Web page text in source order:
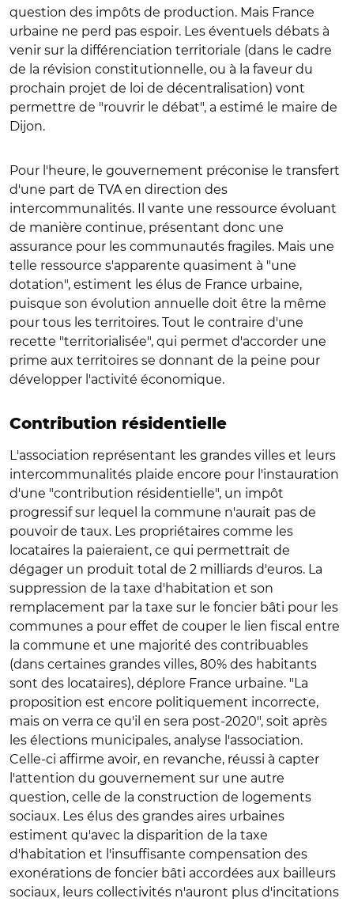
question des impôts de production. Mais France
urbaine ne perd pas espoir. Les éventuels débats à
venir sur la différenciation territoriale (dans le cadre
de la révision constitutionnelle, ou à la faveur du
prochain projet de loi de décentralisation) vont
permettre de "rouvrir le débat", a estimé le maire de
Dijon.
Pour l'heure, le gouvernement préconise le transfert
d'une part de TVA en direction des
intercommunalités. Il vante une ressource évoluant
de manière continue, présentant donc une
assurance pour les communautés fragiles. Mais une
telle ressource s'apparente quasiment à "une
dotation", estiment les élus de France urbaine,
puisque son évolution annuelle doit être la même
pour tous les territoires. Tout le contraire d'une
recette "territorialisée", qui permet d'accorder une
prime aux territoires se donnant de la peine pour
développer l'activité économique.
Contribution résidentielle
L'association représentant les grandes villes et leurs
intercommunalités plaide encore pour l'instauration
d'une "contribution résidentielle", un impôt
progressif sur lequel la commune n'aurait pas de
pouvoir de taux. Les propriétaires comme les
locataires la paieraient, ce qui permettrait de
dégager un produit total de 2 milliards d'euros. La
suppression de la taxe d'habitation et son
remplacement par la taxe sur le foncier bâti pour les
communes a pour effet de couper le lien fiscal entre
la commune et une majorité des contribuables
(dans certaines grandes villes, 80% des habitants
sont des locataires), déplore France urbaine. "La
proposition est encore politiquement incorrecte,
mais on verra ce qu'il en sera post-2020", soit après
les élections municipales, analyse l'association.
Celle-ci affirme avoir, en revanche, réussi à capter
l'attention du gouvernement sur une autre
question, celle de la construction de logements
sociaux. Les élus des grandes aires urbaines
estiment qu'avec la disparition de la taxe
d'habitation et l'insuffisante compensation des
exonérations de foncier bâti accordées aux bailleurs
sociaux, leurs collectivités n'auront plus d'incitations